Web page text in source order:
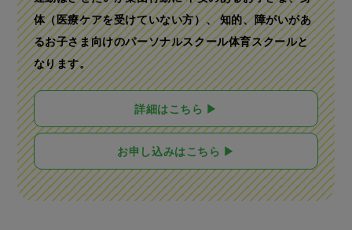
体（医療ケアを受けていない方）、 知的、障がいがあ
るお子さま向けのパーソナルスクール体育スクールと
なります。
詳細はこちら ▶
お申し込みはこちら ▶